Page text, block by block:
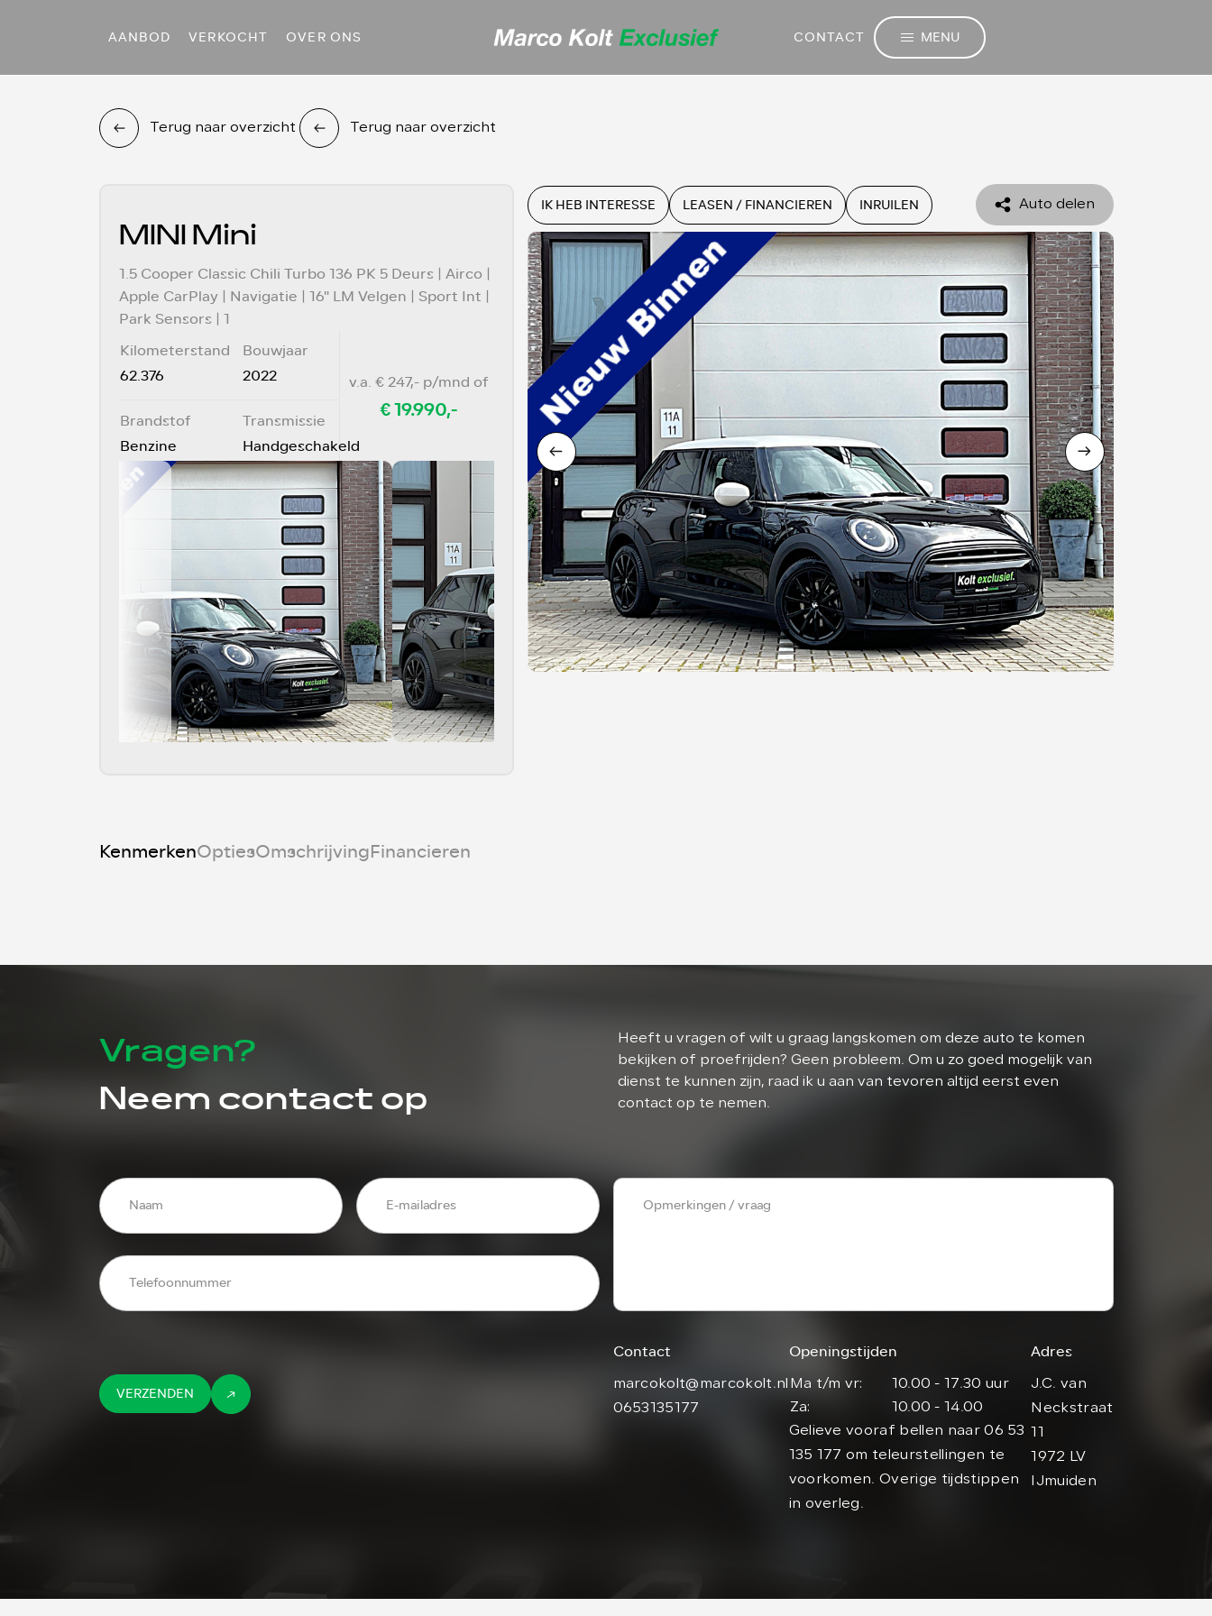
AANBOD VERKOCHT OVER ONS CONTACT MENU
Terug naar overzicht Terug naar overzicht
IK HEB INTERESSE LEASEN / FINANCIEREN INRUILEN Auto delen
MINI Mini
1.5 Cooper Classic Chili Turbo 136 PK 5 Deurs | Airco |
Apple CarPlay | Navigatie | 16" LM Velgen | Sport Int |
Park Sensors | 1
Kilometerstand
62.376
Bouwjaar
2022
Brandstof
Benzine
Transmissie
Handgeschakeld
v.a. € 247,- p/mnd of
€ 19.990,-
KenmerkenOptiesOmschrijvingFinancieren
Vragen?
Neem contact op
Heeft u vragen of wilt u graag langskomen om deze auto te komen
bekijken of proefrijden? Geen probleem. Om u zo goed mogelijk van
dienst te kunnen zijn, raad ik u aan van tevoren altijd eerst even
contact op te nemen.
VERZENDEN
Contact
marcokolt@marcokolt.nl
0653135177
Openingstijden
Ma t/m vr:
10.00 - 17.30 uur
Za:
10.00 - 14.00
Gelieve vooraf bellen naar 06 53
135 177 om teleurstellingen te
voorkomen. Overige tijdstippen
in overleg.
Adres
J.C. van
Neckstraat
1972 LV
IJmuiden